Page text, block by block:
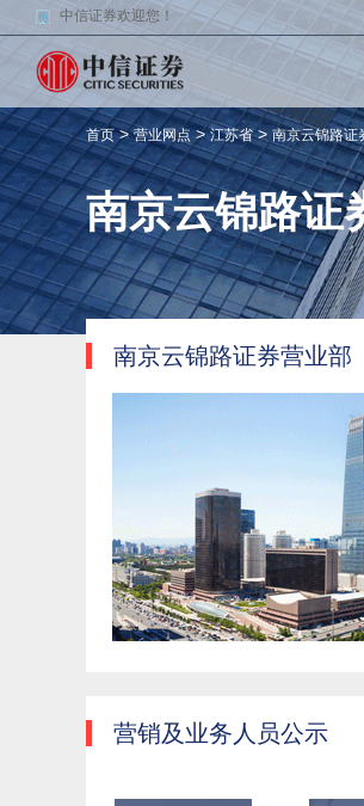
中信证券欢迎您！
首页>营业网点>江苏省> 南京云锦路证
南京云锦路证
南京云锦路证券营业部
营销及业务人员公示